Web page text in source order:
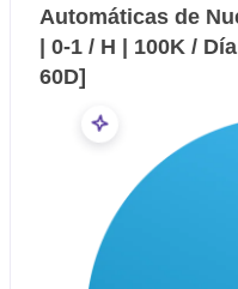
Automáticas de
| 0-1 / H | 100K /
60D]